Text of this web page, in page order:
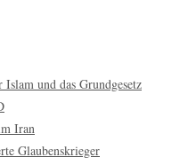
Islam und das Grundgesetz
Iran
Glaubenskrieger